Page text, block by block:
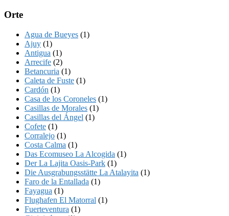
Orte
Agua de Bueyes (1)
Ajuy (1)
Antigua (1)
Arrecife (2)
Betancuria (1)
Caleta de Fuste (1)
Cardón (1)
Casa de los Coroneles (1)
Casillas de Morales (1)
Casillas del Ángel (1)
Cofete (1)
Corralejo (1)
Costa Calma (1)
Das Ecomuseo La Alcogida (1)
Der La Lajita Oasis-Park (1)
Die Ausgrabungsstätte La Atalayita (1)
Faro de la Entallada (1)
Fayagua (1)
Flughafen El Matorral (1)
Fuerteventura (1)